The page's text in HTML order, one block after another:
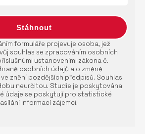
formuláře projevuje osoba, jež
souhlas se zpracováním osobních
ustanoveními zákona č.
osobních údajů a o změně
znění pozdějších předpisů. Souhlas
neurčitou. Studie je poskytována
údaje se poskytují pro statistické
informací zájemci.